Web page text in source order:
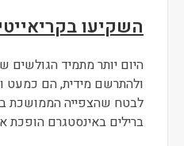
השקיעו
היום יותר מתמיד הגולשים
ולהתרשם מידית, הם כמעט
לבטח שהצפייה הממושכת
ברילים באינסטגרם הופכת